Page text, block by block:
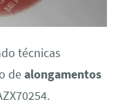
técnicas
dealongamentos